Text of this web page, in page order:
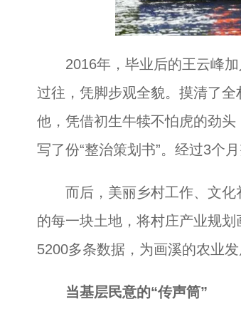
2016年，毕业后的王云峰加
过往，凭脚步观全貌。摸清了全
他，凭借初生牛犊不怕虎的劲
写了份“整治策划书”。经过3个
而后，美丽乡村工作、文化
的每一块土地，将村庄产业规
5200多条数据，为画溪的农业发
当基层民意的“传声筒”